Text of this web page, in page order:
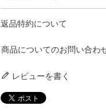
返品特約について
商品についてのお問い合わ
レビューを書く